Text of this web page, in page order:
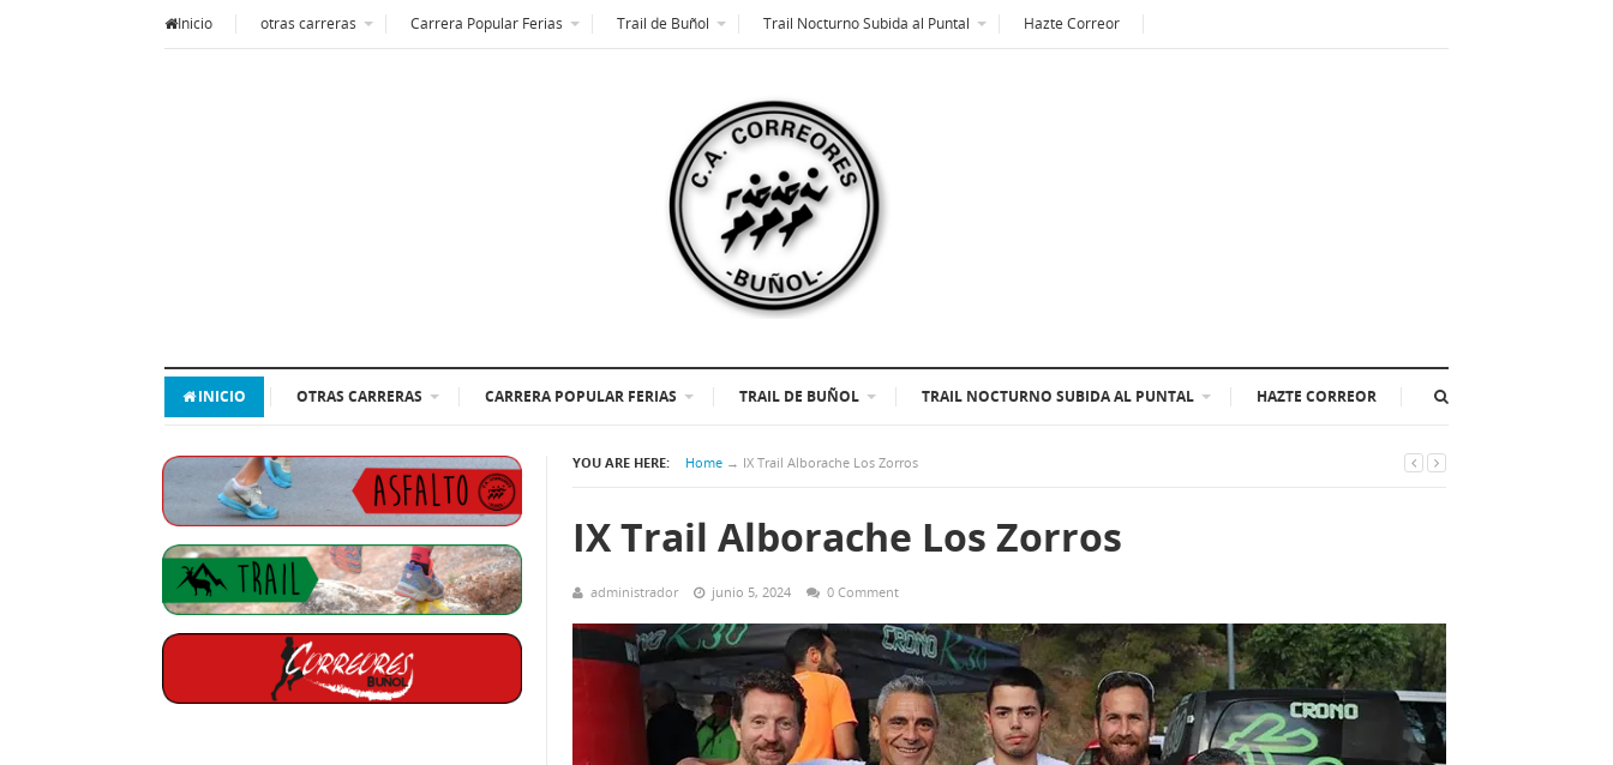
Inicio otras carreras Carrera Popular Ferias Trail de Buñol Trail Nocturno Subida al Puntal Hazte Correor
INICIO OTRAS CARRERAS CARRERA POPULAR FERIAS TRAIL DE BUÑOL TRAIL NOCTURNO SUBIDA AL PUNTAL HAZTE CORREOR
YOU ARE HERE: Home → IX Trail Alborache Los Zorros
IX Trail Alborache Los Zorros
administrador junio 5, 2024 0 Comment